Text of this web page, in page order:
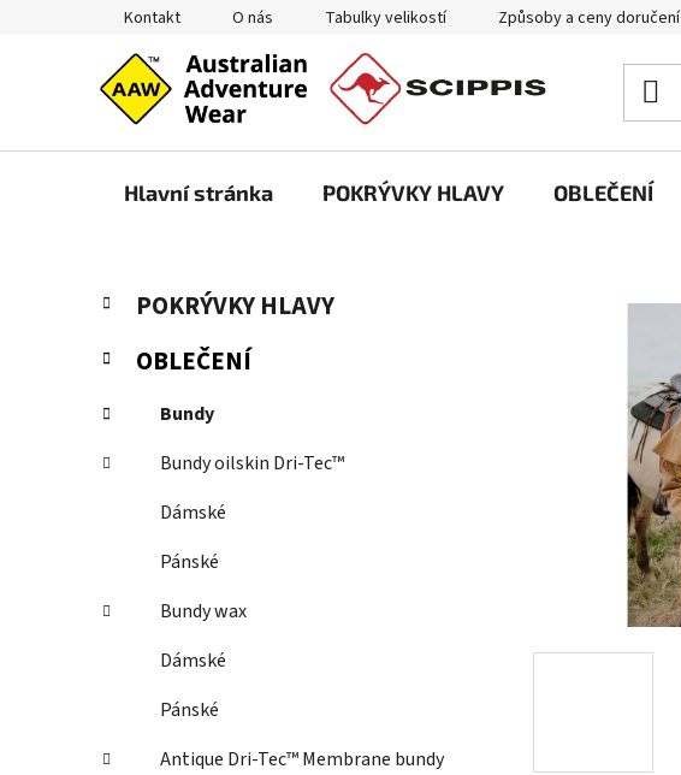
Kontakt O nás Tabulky velikostí Způsoby a ceny doručení
Hlavní stránka POKRÝVKY HLAVY OBLEČENÍ
P
s
r
a
a
Přeskočit
kategorie
K
a
t
e
o
r
i
POKRÝVKY HLAVY
OBLEČENÍ
Bundy
Bundy oilskin Dri-Tec™
Dámské
Pánské
Bundy wax
Dámské
Pánské
Antique Dri-Tec™ Membrane bundy